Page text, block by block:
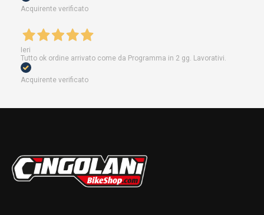
Acquirente verificato
Ieri
Tutto ok ordine arrivato come da Programma in 2 gg. Lavorativi.
Acquirente verificato